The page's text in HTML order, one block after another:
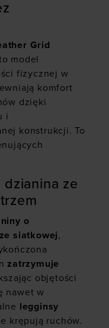
Grid
model
fizycznej w
komfort
dzięki
i
konstrukcji. To
dzianina ze
o
siatkowej,
zatrzymuje
objętości
nawet w
legginsy
krępują ruchów.